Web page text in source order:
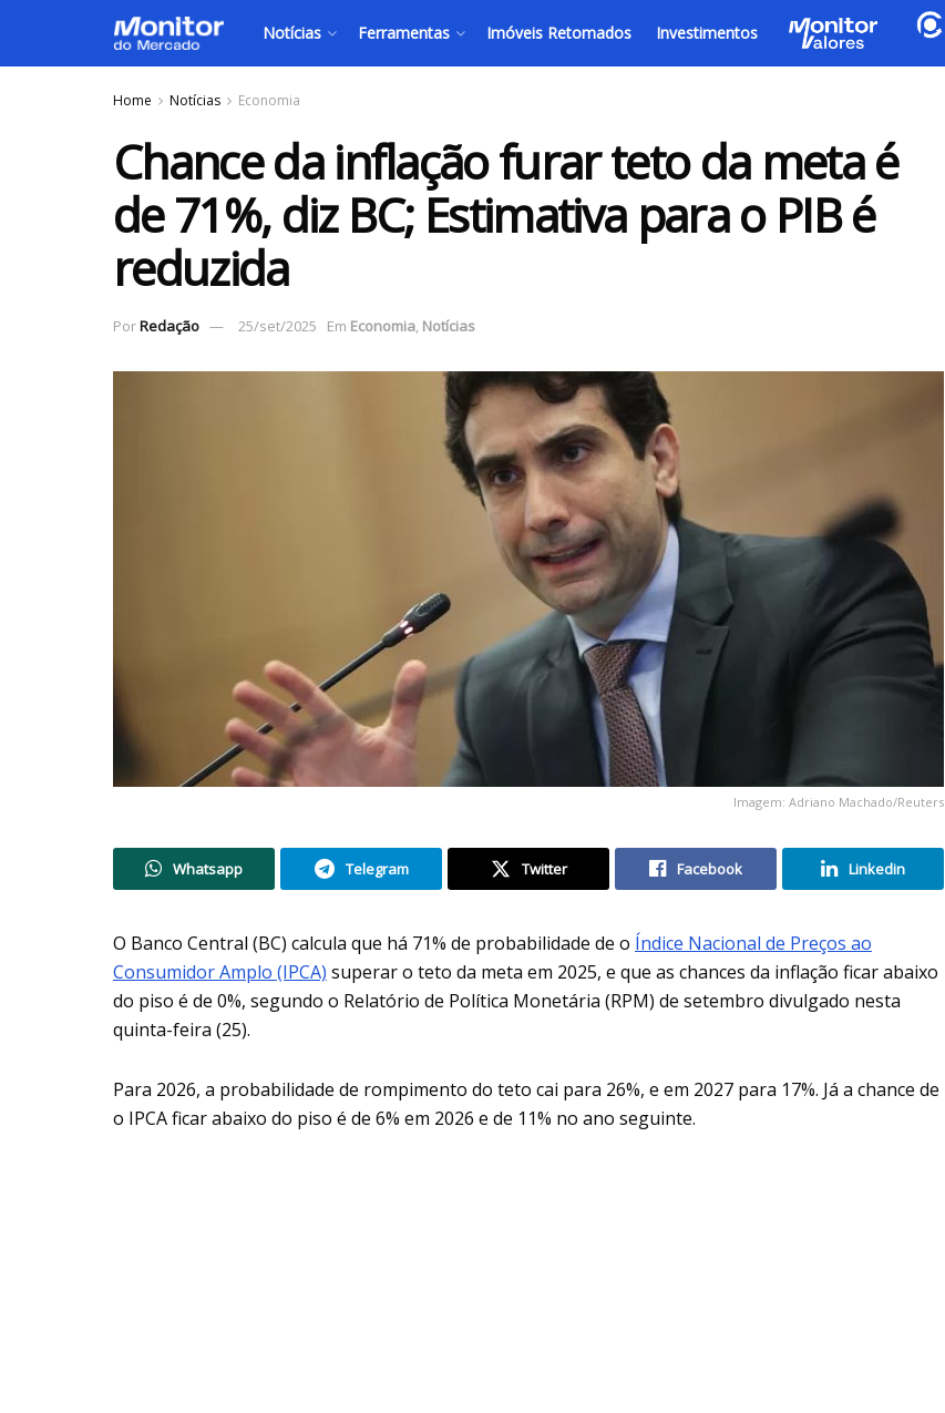
Notícias Ferramentas Imóveis Retomados Investimentos
Home Notícias Economia
Chance da inflação furar teto da meta é
de 71%, diz BC; Estimativa para o PIB é
reduzida
PorRedação 25/set/2025 Em Economia, Notícias
Imagem: Adriano Machado/Reuters
Whatsapp Telegram Twitter Facebook Linkedin
O Banco Central (BC) calcula que há 71% de probabilidade de o Índice Nacional de Preços ao
Consumidor Amplo (IPCA) superar o teto da meta em 2025, e que as chances da inflação ficar abaixo
do piso é de 0%, segundo o Relatório de Política Monetária (RPM) de setembro divulgado nesta
quinta-feira (25).
Para 2026, a probabilidade de rompimento do teto cai para 26%, e em 2027 para 17%. Já a chance de
o IPCA ficar abaixo do piso é de 6% em 2026 e de 11% no ano seguinte.